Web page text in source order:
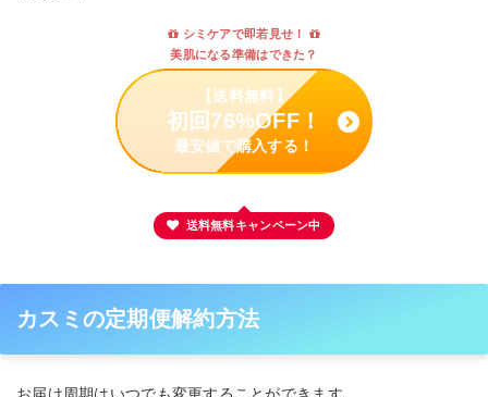
シミケアで即若見せ！
美肌になる準備はできた？
【送料無料】
初回76%OFF！
最安値で購入する！
送料無料キャンペーン中
カスミの定期便解約方法